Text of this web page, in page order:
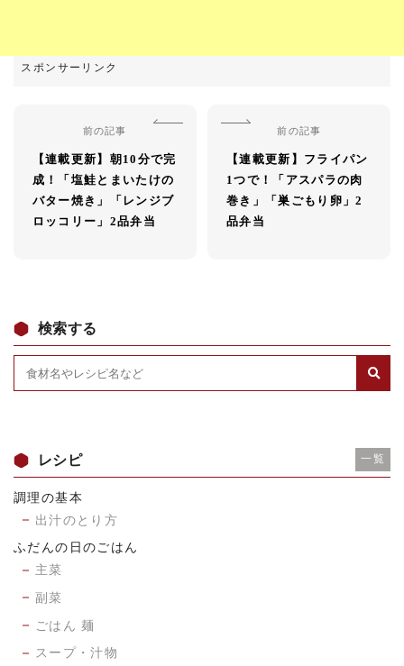
前の記事
【連載更新】朝10分で完
成！「塩鮭とまいたけの
バター焼き」「レンジブ
ロッコリー」2品弁当
前の記事
【連載更新】フライパン
1つで！「アスパラの肉
巻き」「巣ごもり卵」2
品弁当
検索する
レシピ 一覧
調理の基本
出汁のとり方
ふだんの日のごはん
主菜
副菜
ごはん 麺
スープ・汁物